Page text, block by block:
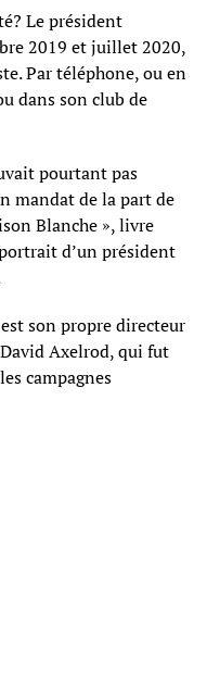
Le président
2019 et juillet 2020,
Par téléphone, ou en
dans son club de
pourtant pas
mandat de la part de
Blanche », livre
d’un président
son propre directeur
Axelrod, qui fut
campagnes